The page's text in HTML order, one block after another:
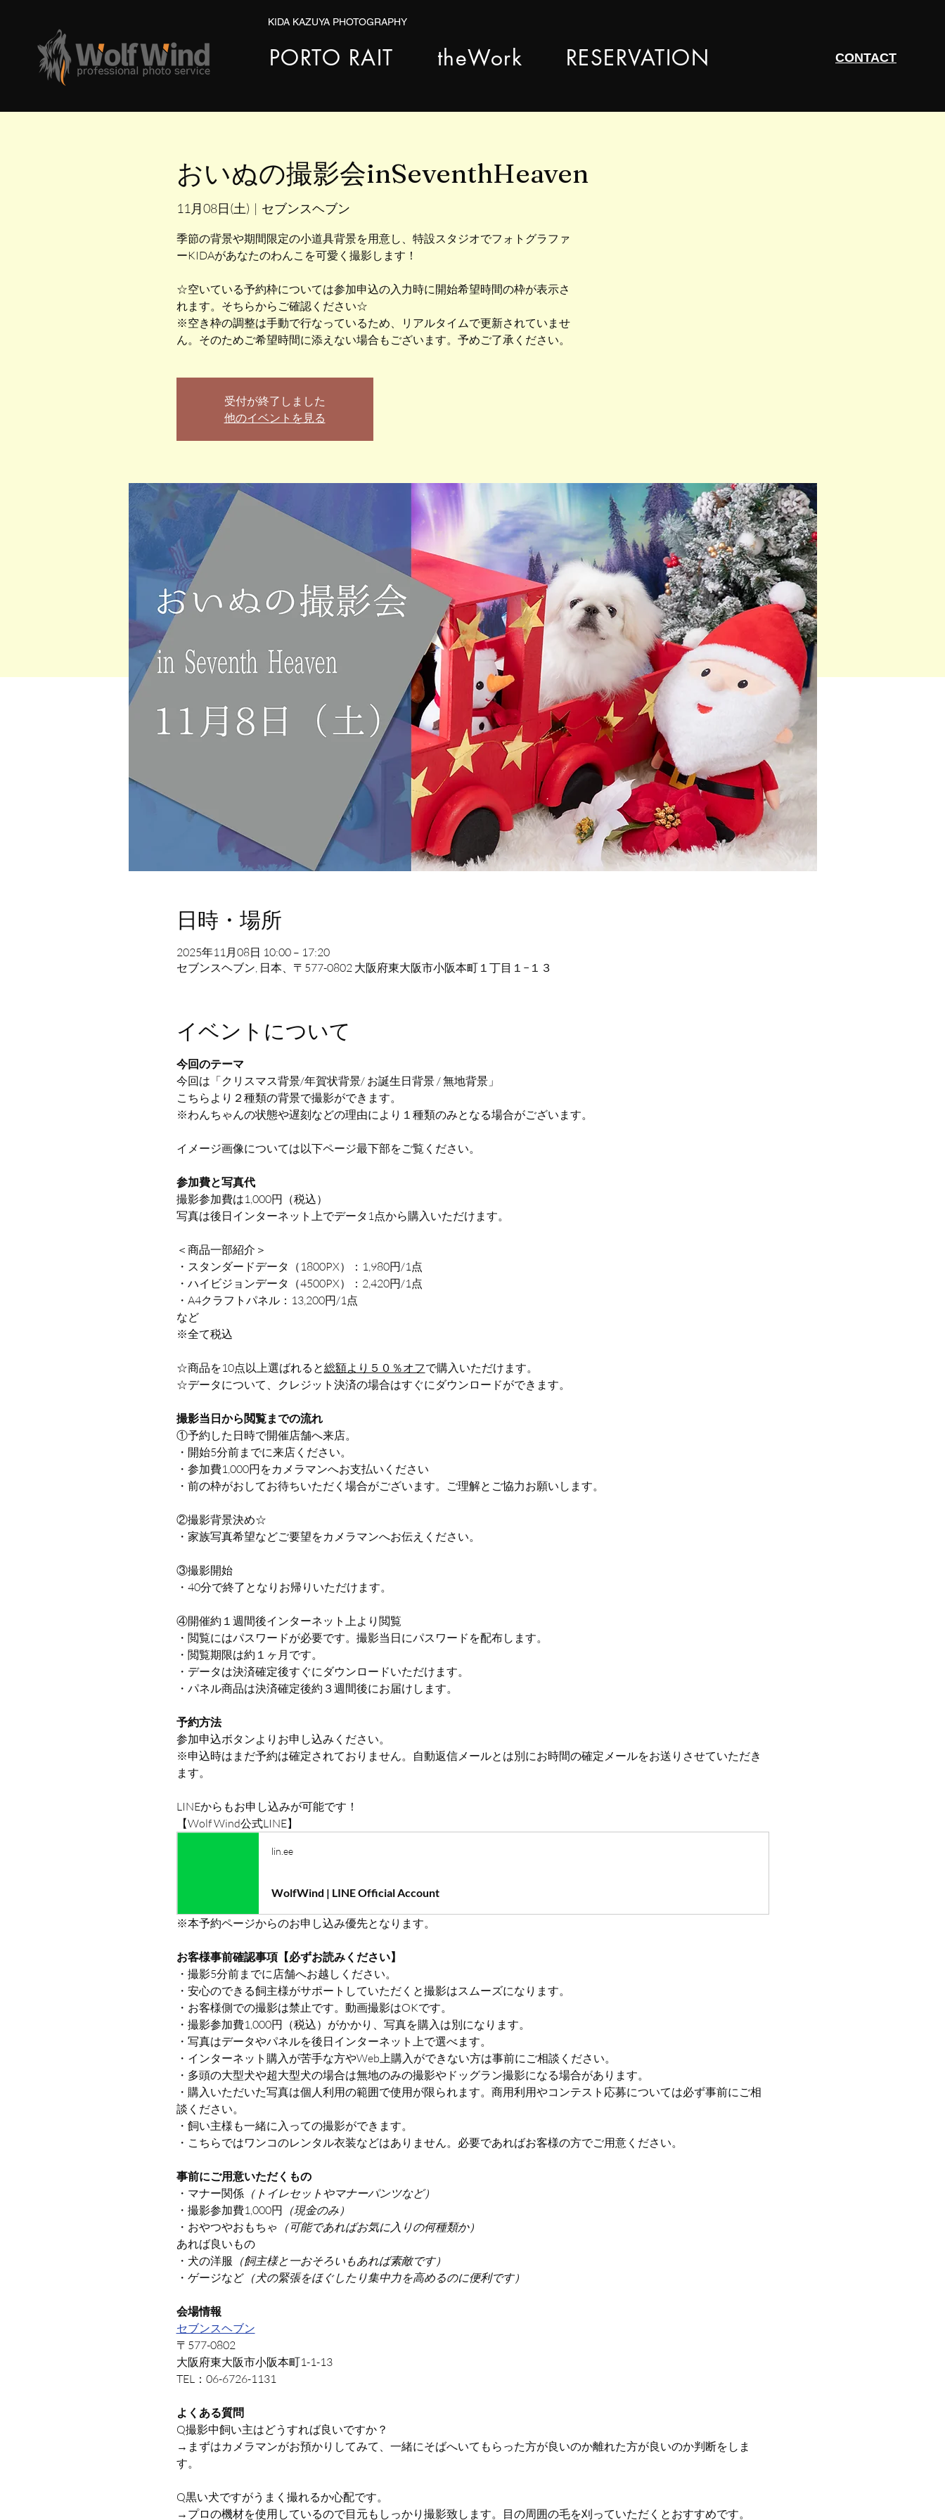
KIDA KAZUYA PHOTOGRAPHY
PORTO RAIT theWork RESERVATION CONTACT​
おいぬの撮影会inSeventhHeaven
11月08日(土)
  |
セブンスヘブン
季節の背景や期間限定の小道具背景を用意し、特設スタジオでフォトグラファ
ーKIDAがあなたのわんこを可愛く撮影します！
☆空いている予約枠については参加申込の入力時に開始希望時間の枠が表示さ
れます。そちらからご確認ください☆
※空き枠の調整は手動で行なっているため、リアルタイムで更新されていませ
受付が終了しました
他のイベントを見る
日時・場所
2025年11月08日 10:00 – 17:20
セブンスヘブン, 日本、〒577-0802 大阪府東大阪市小阪本町１丁目１−１３
イベントについて
今回のテーマ
今回は「クリスマス背景/年賀状背景/ お誕生日背景 / 無地背景」
こちらより２種類の背景で撮影ができます。
※わんちゃんの状態や遅刻などの理由により１種類のみとなる場合がございます。
イメージ画像については以下ページ最下部をご覧ください。
参加費と写真代
撮影参加費は1,000円（税込）
写真は後日インターネット上でデータ1点から購入いただけます。
＜商品一部紹介＞
・スタンダードデータ（1800PX）：1,980円/1点
・ハイビジョンデータ（4500PX）：2,420円/1点
・A4クラフトパネル：13,200円/1点
など
※全て税込
☆商品を10点以上選ばれると総額より５０％オフで購入いただけます。
☆データについて、クレジット決済の場合はすぐにダウンロードができます。
撮影当日から閲覧までの流れ
①予約した日時で開催店舗へ来店。
・開始5分前までに来店ください。
・参加費1,000円をカメラマンへお支払いください
・前の枠がおしてお待ちいただく場合がございます。ご理解とご協力お願いします。
②撮影背景決め☆
・家族写真希望などご要望をカメラマンへお伝えください。
③撮影開始
・40分で終了となりお帰りいただけます。
④開催約１週間後インターネット上より閲覧
・閲覧にはパスワードが必要です。撮影当日にパスワードを配布します。
・閲覧期限は約１ヶ月です。
・データは決済確定後すぐにダウンロードいただけます。
・パネル商品は決済確定後約３週間後にお届けします。
予約方法
参加申込ボタンよりお申し込みください。
※申込時はまだ予約は確定されておりません。自動返信メールとは別にお時間の確定メールをお送りさせていただき
ます。
LINEからもお申し込みが可能です！
【Wolf Wind公式LINE】
lin.ee
WolfWind | LINE Official Account
※本予約ページからのお申し込み優先となります。
お客様事前確認事項【必ずお読みください】
・撮影5分前までに店舗へお越しください。
・安心のできる飼主様がサポートしていただくと撮影はスムーズになります。
・お客様側での撮影は禁止です。動画撮影はOKです。
・撮影参加費1,000円（税込）がかかり、写真を購入は別になります。
・写真はデータやパネルを後日インターネット上で選べます。
・インターネット購入が苦手な方やWeb上購入ができない方は事前にご相談ください。
・多頭の大型犬や超大型犬の場合は無地のみの撮影やドッグラン撮影になる場合があります。
・購入いただいた写真は個人利用の範囲で使用が限られます。商用利用やコンテスト応募については必ず事前にご相
談ください。
・飼い主様も一緒に入っての撮影ができます。
・こちらではワンコのレンタル衣装などはありません。必要であればお客様の方でご用意ください。
事前にご用意いただくもの
・マナー関係（トイレセットやマナーパンツなど）
・撮影参加費1,000円 （現金のみ）
・おやつやおもちゃ （可能であればお気に入りの何種類か）
あれば良いもの
・犬の洋服 （飼主様と一おそろいもあれば素敵です）
・ゲージなど（犬の緊張をほぐしたり集中力を高めるのに便利です）
会場情報
セブンスヘブン
〒577-0802
大阪府東大阪市小阪本町1-1-13
TEL：06-6726-1131
よくある質問
Q撮影中飼い主はどうすれば良いですか？
→まずはカメラマンがお預かりしてみて、一緒にそばへいてもらった方が良いのか離れた方が良いのか判断をしま
す。
Q黒い犬ですがうまく撮れるか心配です。
→プロの機材を使用しているので目元もしっかり撮影致します。目の周囲の毛を刈っていただくとおすすめです。